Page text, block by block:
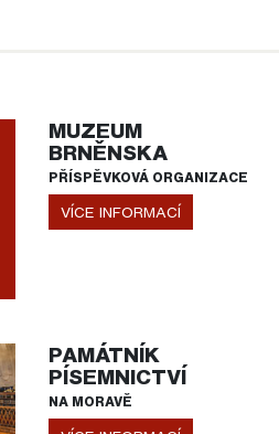
MUZEUM
BRNĚNSKA
PŘÍSPĚVKOVÁ ORGANIZACE
VÍCE INFORMACÍ
PAMÁTNÍK
PÍSEMNICTVÍ
NA MORAVĚ